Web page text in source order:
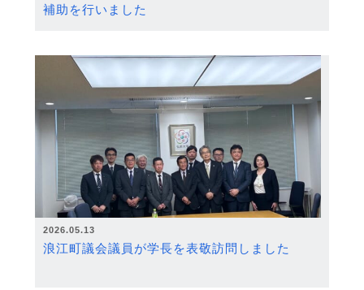
補助を行いました
2026.05.13
浪江町議会議員が学長を表敬訪問しました